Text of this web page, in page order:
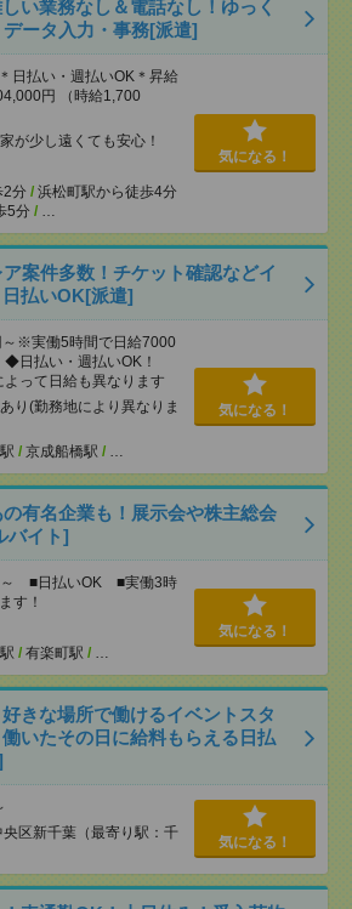
しい業務なし＆電話なし！ゆっく
ータ入力・事務[派遣]
日払い・週払いOK＊昇給
円 （時給1,700
少し遠くても安心！
2分 / 浜松町駅から徒歩4分
5分 / …
気になる！
ア案件多数！チケット確認などイ
払いOK[派遣]
～※実働5時間で日給7000
日払い・週払いOK！
って日給も異なります
り(勤務地により異なりま
/ 京成船橋駅 / …
気になる！
有名企業も！展示会や株主総会
バイト]
～ ■日払いOK ■実働3時
す！
/ 有楽町駅 / …
気になる！
きな場所で働けるイベントスタ
いたその日に給料もらえる日払
区新千葉（最寄り駅：千
気になる！